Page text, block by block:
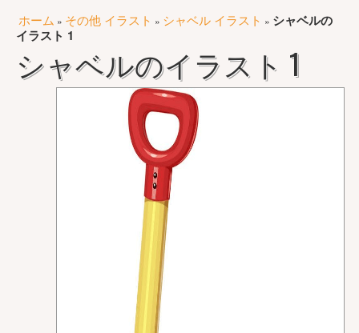
ホーム » その他 イラスト » シャベル イラスト » シャベルの
イラスト 1
シャベルのイラスト 1